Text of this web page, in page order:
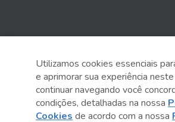
Serviço Social do Comércio
Administração Regional no Estado de São
Utilizamos cookies essenciais
e aprimorar sua experiência
continuar navegando você
condições, detalhadas na nossa
Cookies de acordo com a nossa